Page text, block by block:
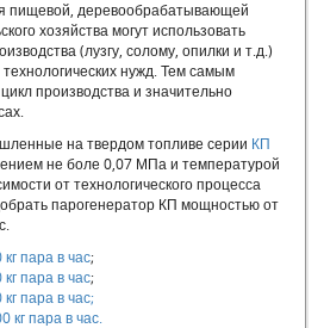
накипи. Эксплуатации котла в
инструкция
в час
бетона
на твердом топливе
пищевой, деревообрабатывающей
хозяйства могут использовать
(лузгу, солому, опилки и т.д.)
нужд. Тем самым
производства и значительно
на твердом топливе серии КП
не боле 0,07 МПа и температурой
от технологического процесса
парогенератор КП мощностью от
пара в час;
пара в час;
пара в час;
кг пара в час.